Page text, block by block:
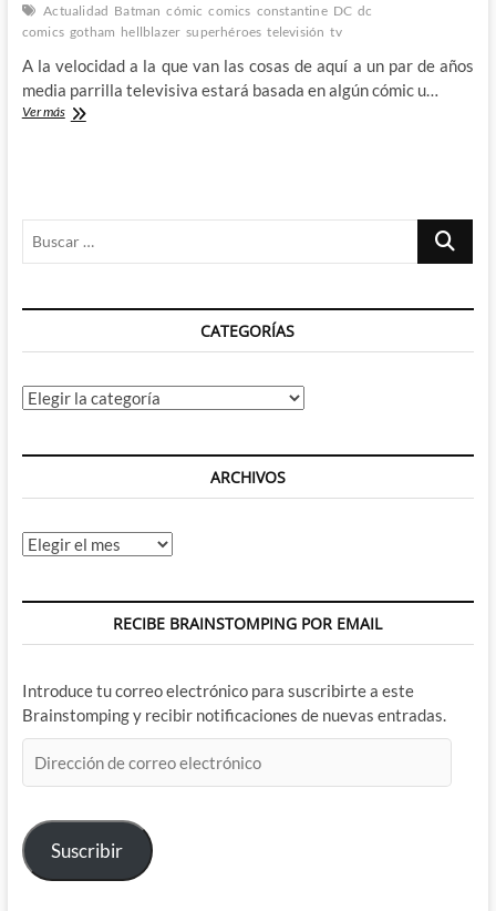
espíritu
perviva
televisión.
Actualidad Batman cómic comics constantine DC dc
comics gotham hellblazer superhéroes televisión tv
A la velocidad a la que van las cosas de aquí a un par de años
media parrilla televisiva estará basada en algún cómic u…
Ver másLa
Constantine
llegan
la
Buscar
CATEGORÍAS
Categorías
ARCHIVOS
Archivos
RECIBE BRAINSTOMPING POR EMAIL
Introduce tu correo electrónico para suscribirte a este
Brainstomping y recibir notificaciones de nuevas entradas.
de
electrónico
Suscribir